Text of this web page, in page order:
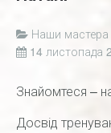
Наши мастера
14 листопада
Знайомтеся –
Досвід